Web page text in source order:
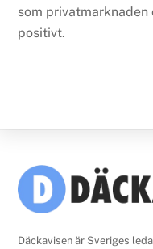
som
positivt.
Däckavisen är Sveriges